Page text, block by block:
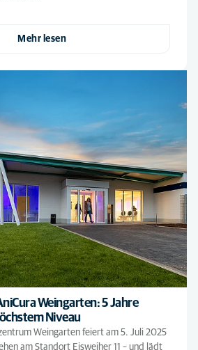
Mehr lesen
Weingarten: 5 Jahre
Niveau
Weingarten feiert am 5. Juli 2025
am Standort Eisweiher 11 – und lädt